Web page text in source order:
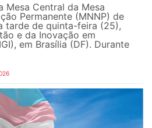
Mesa Central da Mesa
Permanente (MNNP) de
tarde de quinta-feira (25),
e da Inovação em
em Brasília (DF). Durante